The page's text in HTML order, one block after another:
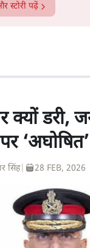
स्टोरी पढ़ें
क्यों डरी,
सिंह| 28 FEB, 2026